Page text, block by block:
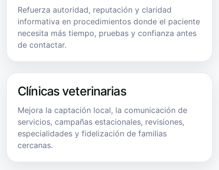
Refuerza autoridad, reputación y claridad
informativa en procedimientos donde el paciente
necesita más tiempo, pruebas y confianza antes
de contactar.
Clínicas veterinarias
Mejora la captación local, la comunicación de
servicios, campañas estacionales, revisiones,
especialidades y fidelización de familias
cercanas.